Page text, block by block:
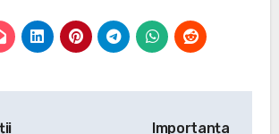
Importanța